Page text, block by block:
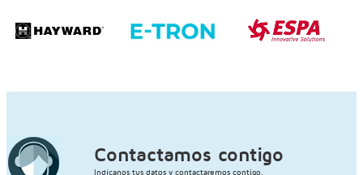
Contactamos contigo
Indícanos tus datos y contactaremos contigo.